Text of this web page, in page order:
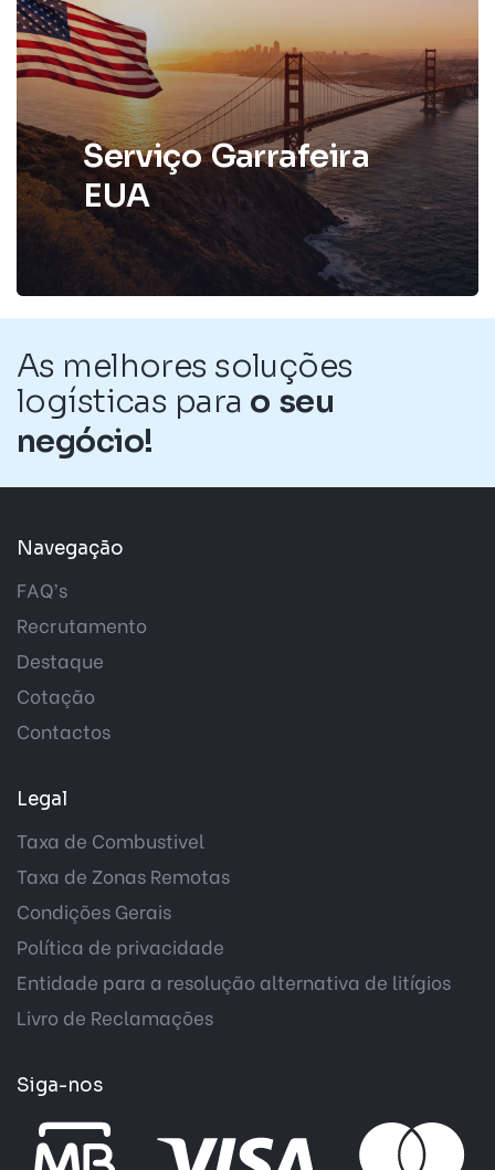
Serviço Garrafeira
EUA
As melhores soluções
logísticas para o seu
negócio!
Navegação
FAQ’s
Recrutamento
Destaque
Cotação
Contactos
Legal
Taxa de Combustivel
Taxa de Zonas Remotas
Condições Gerais
Política de privacidade
Entidade para a resolução alternativa de litígios
Livro de Reclamações
Siga-nos